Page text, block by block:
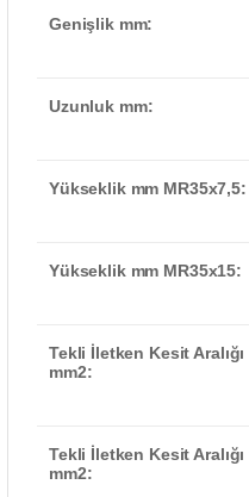
Genişlik mm:
Uzunluk mm:
Yükseklik mm MR35x7,5:
Yükseklik mm MR35x15:
Tekli İletken Kesit Aralığı
mm2:
Tekli İletken Kesit Aralığı
mm2: